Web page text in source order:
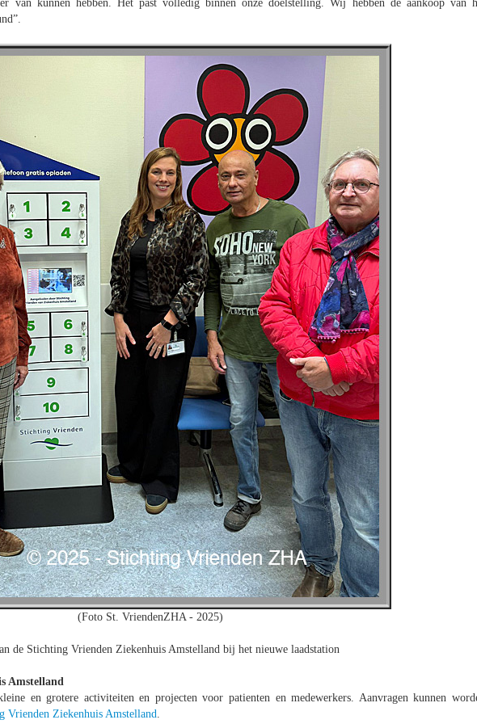
van kunnen hebben. Het past volledig binnen onze doelstelling. Wij hebben de aankoop van
(Foto St. VriendenZHA - 2025)
de Stichting Vrienden Ziekenhuis Amstelland bij het nieuwe laadstation
Amstelland
en grotere activiteiten en projecten voor patienten en medewerkers. Aanvragen kunnen
Vrienden Ziekenhuis Amstelland